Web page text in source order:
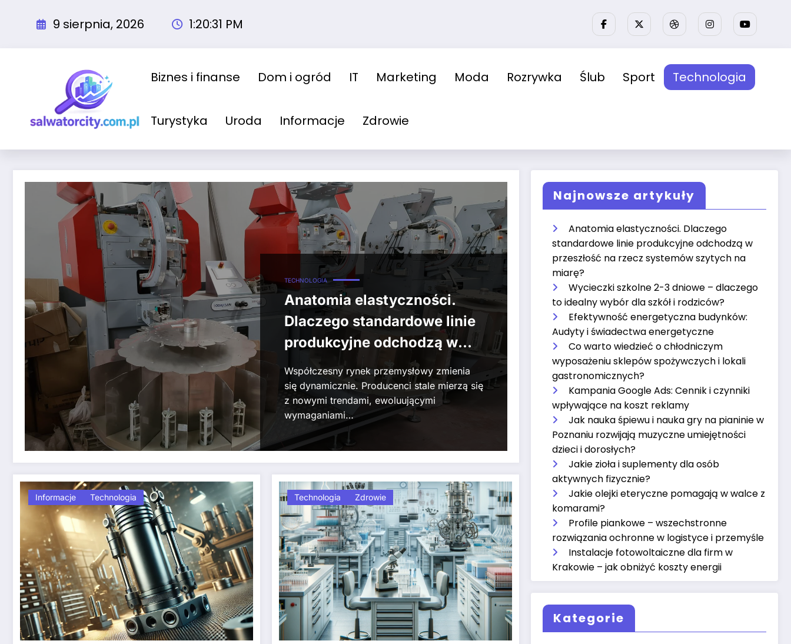
9 sierpnia, 2026 1:20:32 PM
Biznes i finanse Dom i ogród IT Marketing Moda Rozrywka Ślub Sport Technologia
Turystyka Uroda Informacje Zdrowie
TECHNOLOGIA
Anatomia elastyczności.
Dlaczego standardowe linie
produkcyjne odchodzą w
przeszłość na rzecz
systemów szytych na
miarę?
Współczesny rynek przemysłowy zmienia
się dynamicznie. Producenci stale mierzą się
z nowymi trendami, ewoluującymi
wymaganiami…
Informacje Technologia Technologia Zdrowie
Najnowsze artykuły
Anatomia elastyczności. Dlaczego
standardowe linie produkcyjne odchodzą w
przeszłość na rzecz systemów szytych na
miarę?
Wycieczki szkolne 2-3 dniowe – dlaczego
to idealny wybór dla szkół i rodziców?
Efektywność energetyczna budynków:
Audyty i świadectwa energetyczne
Co warto wiedzieć o chłodniczym
wyposażeniu sklepów spożywczych i lokali
gastronomicznych?
Kampania Google Ads: Cennik i czynniki
wpływające na koszt reklamy
Jak nauka śpiewu i nauka gry na pianinie w
Poznaniu rozwijają muzyczne umiejętności
dzieci i dorosłych?
Jakie zioła i suplementy dla osób
aktywnych fizycznie?
Jakie olejki eteryczne pomagają w walce z
komarami?
Profile piankowe – wszechstronne
rozwiązania ochronne w logistyce i przemyśle
Instalacje fotowoltaiczne dla firm w
Krakowie – jak obniżyć koszty energii
Kategorie